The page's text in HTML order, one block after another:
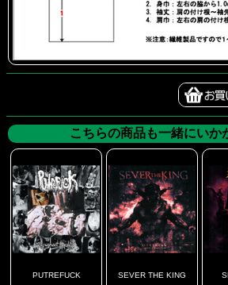
こちらの商品も一緒にいか
PUTREFUCK
SEVER THE KING